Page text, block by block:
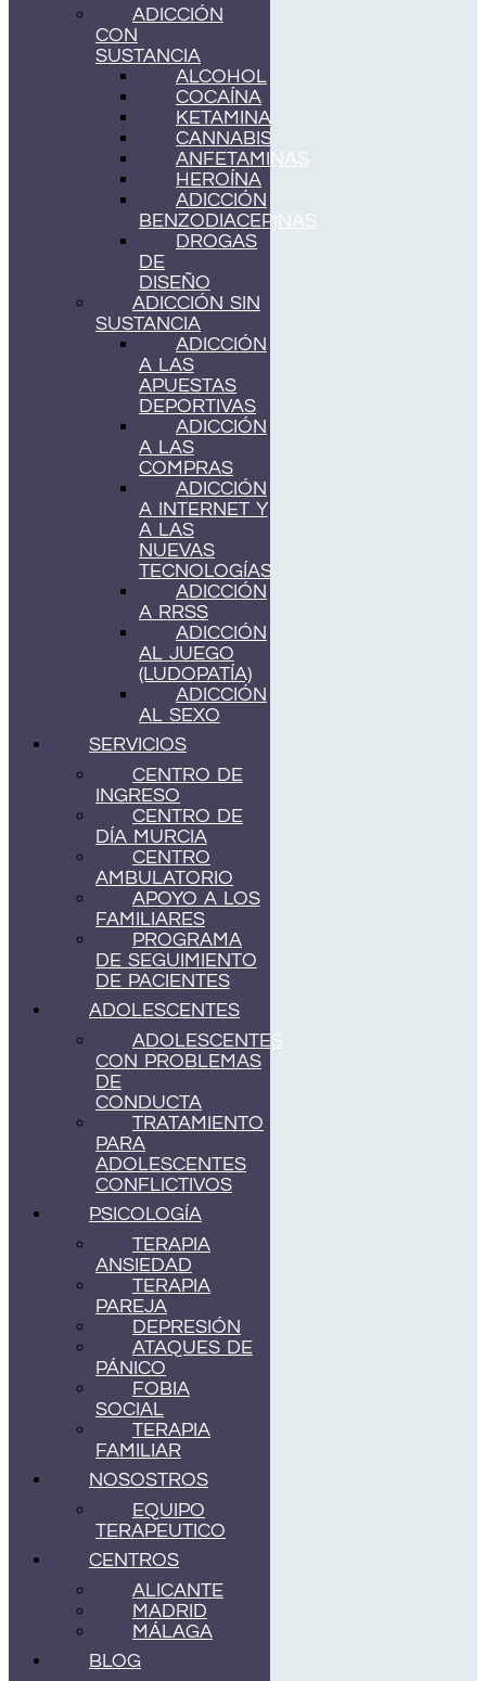
ADICCIÓN
CON
SUSTANCIA
ALCOHOL
COCAÍNA
KETAMINA
CANNABIS
ANFETAMINAS
HEROÍNA
ADICCIÓN
BENZODIACEPINAS
DROGAS
DE
DISEÑO
ADICCIÓN SIN
SUSTANCIA
ADICCIÓN
A LAS
APUESTAS
DEPORTIVAS
ADICCIÓN
A LAS
COMPRAS
ADICCIÓN
A INTERNET Y
A LAS
NUEVAS
TECNOLOGÍAS
ADICCIÓN
A RRSS
ADICCIÓN
AL JUEGO
(LUDOPATÍA)
ADICCIÓN
AL SEXO
SERVICIOS
CENTRO DE
INGRESO
CENTRO DE
DÍA MURCIA
CENTRO
AMBULATORIO
APOYO A LOS
FAMILIARES
PROGRAMA
DE SEGUIMIENTO
DE PACIENTES
ADOLESCENTES
ADOLESCENTES
CON PROBLEMAS
DE
CONDUCTA
TRATAMIENTO
PARA
ADOLESCENTES
CONFLICTIVOS
PSICOLOGÍA
TERAPIA
ANSIEDAD
TERAPIA
PAREJA
DEPRESIÓN
ATAQUES DE
PÁNICO
FOBIA
SOCIAL
TERAPIA
FAMILIAR
NOSOSTROS
EQUIPO
TERAPEUTICO
CENTROS
ALICANTE
MADRID
MÁLAGA
BLOG